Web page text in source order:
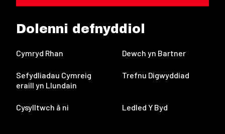
Dolenni defnyddiol
Cymryd Rhan Dewch yn Bartner
Sefydliadau Cymreig
eraill yn Llundain
Trefnu Digwyddiad
Cysylltwch â ni Ledled Y Byd